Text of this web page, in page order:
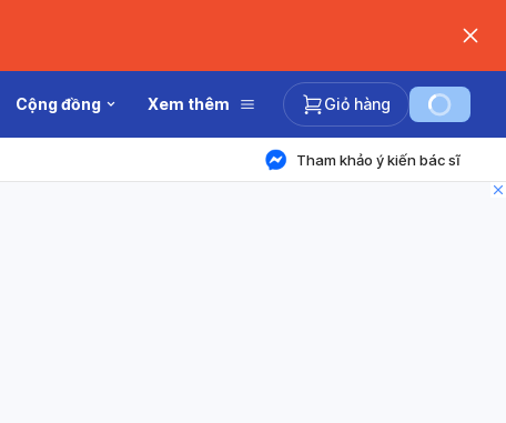
Cộng đồng Xem thêm Giỏ hàng
Tham khảo ý kiến bác sĩ